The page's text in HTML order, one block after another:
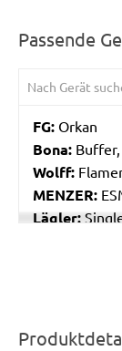
Passende
FG: Orkan
Bona:
Wolff:
MENZER:
Lägler: